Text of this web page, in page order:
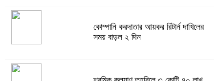
কোম্পানি করদাতার আয়কর রিটার্ন দাখিলের
সময় বাড়ল ২ দিন